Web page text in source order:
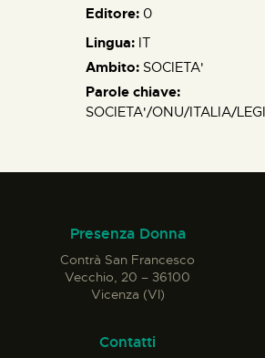
Editore: 0
Lingua: IT
Ambito: SOCIETA'
Parole chiave:
SOCIETA'/ONU/ITALIA/
Presenza Donna
Contrà San Francesco
Vecchio, 20 – 36100
Vicenza (VI)
Contatti